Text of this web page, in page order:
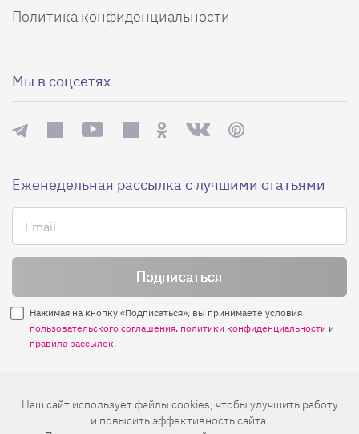
Политика конфиденциальности
Мы в соцсетях
Еженедельная рассылка с лучшими статьями
Нажимая на кнопку «Подписаться», вы принимаете условия
пользовательского соглашения, политики конфиденциальности и
правила рассылок.
Нашли ошибку? Выделите ее и нажмите
Наш сайт использует файлы cookies, чтобы улучшить работу
и повысить эффективность сайта.